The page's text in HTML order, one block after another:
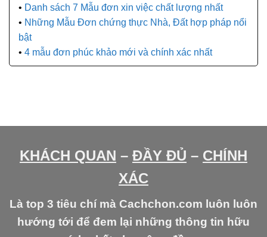
Danh sách 7 Mẫu đơn xin việc chất lượng nhất
Những Mẫu Đơn chứng thực Nhà, Đất hợp pháp nổi
bật
4 mẫu đơn phúc khảo mới và chính xác nhất
KHÁCH QUAN – ĐẦY ĐỦ – CHÍNH
XÁC
Là top 3 tiêu chí mà Cachchon.com luôn luôn
hướng tới để đem lại những thông tin hữu